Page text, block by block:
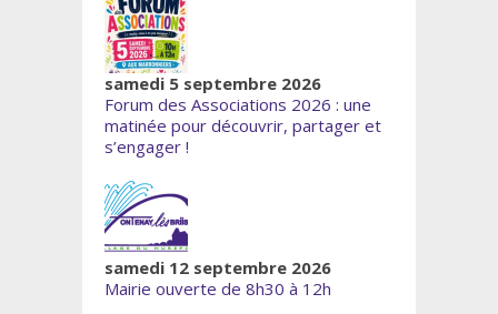
samedi 5 septembre 2026
Forum des Associations 2026 : une
matinée pour découvrir, partager et
s’engager !
samedi 12 septembre 2026
Mairie ouverte de 8h30 à 12h